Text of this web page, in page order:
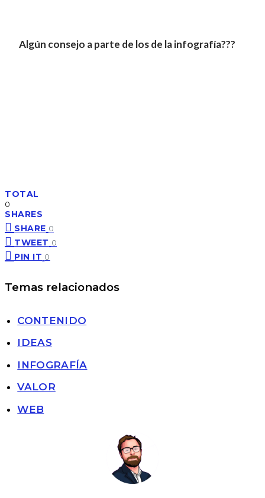
Algún consejo a parte de los de la infografía???
TOTAL
0
SHARES
SHARE 0
TWEET 0
PIN IT 0
Temas relacionados
CONTENIDO
IDEAS
INFOGRAFÍA
VALOR
WEB